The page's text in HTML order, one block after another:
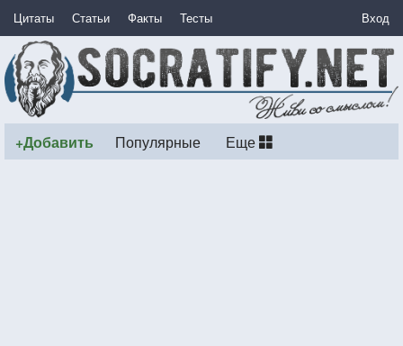
Цитаты Статьи Факты Тесты Вход
+Добавить Популярные Еще